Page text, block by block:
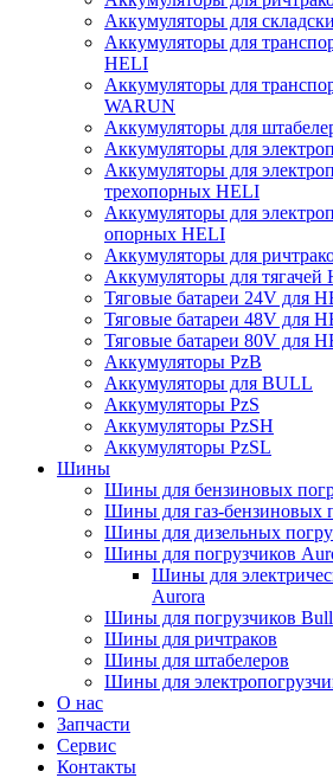
Аккумуляторы для
Аккумуляторы для
HELI
Аккумуляторы для
WARUN
Аккумуляторы для
Аккумуляторы для
Аккумуляторы для
трехопорных HELI
Аккумуляторы для
опорных HELI
Аккумуляторы для
Аккумуляторы для тягачей
Тяговые батареи 24V для
Тяговые батареи 48V для
Тяговые батареи 80V для
Аккумуляторы PzB
Аккумуляторы для BULL
Аккумуляторы PzS
Аккумуляторы PzSH
Аккумуляторы PzSL
Шины
Шины для бензиновых
Шины для газ-бензиновых
Шины для дизельных
Шины для погрузчиков
Шины для
Aurora
Шины для погрузчиков Bull
Шины для ричтраков
Шины для штабелеров
Шины для
О нас
Запчасти
Сервис
Контакты